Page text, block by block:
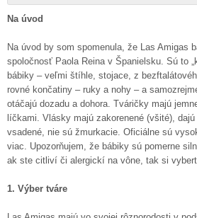
Na úvod
Na úvod by som spomenula, že Las Amigas
spoločnosť Paola Reina v Španielsku. Sú to
bábiky – veľmi štíhle, stojace, z
rovné končatiny – ruky a nohy – a
otáčajú dozadu a dohora. Tváričky majú
líčkami. Vlásky majú zakorenené (všité),
vsadené, nie sú žmurkacie. Oficiálne sú
viac. Upozorňujem, že bábiky sú pomerne
ak ste citliví či alergickí na vône, tak si
1. Výber tváre